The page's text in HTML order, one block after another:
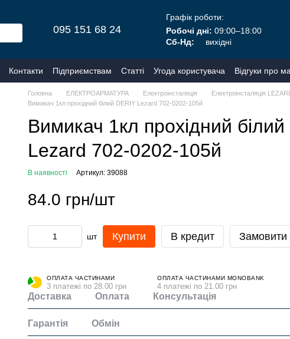
095 151 68 24
Графік роботи:
Робочі дні: 09:00–18:00
Сб-Нд:
вихідні
Контакти Підприємствам Статті Угода користувача Відгуки про
Головна ЕЛЕКТРОАРМАТУРА Електроінсталяція
Електроінсталяція
Вимикач 1кл прохідний білий DERIY Lezard 702-0202-105й
Вимикач 1кл прохідний
Lezard 702-0202-105й
В наявності Артикул: 39088
84.0 грн/шт
шт Купити В кредит
ОПЛАТА ЧАСТИНАМИ
3 платежі по 28.00 грн
ОПЛАТА ЧАСТИНАМИ MONOBANK
4 платежі по 21.00 грн
Доставка Оплата Консультація
Гарантія Обмін